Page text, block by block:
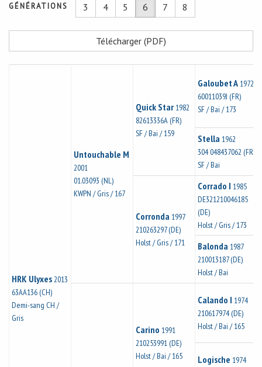
GÉNÉRATIONS 3 4 5 6 7 8
Télécharger (PDF)
HRK Ulyxes2013
63AA136 (CH)
Demi-sang CH /
Gris
Untouchable M
2001
01.03093 (NL)
KWPN / Gris / 167
Quick Star 1982
82613336A (FR)
SF / Bai / 159
Galoubet A 1972
60011039J (FR)
SF / Bai / 173
Stella 1962
304 048437062 (FR)
SF / Bai
Corronda 1997
210263297 (DE)
Holst / Gris / 171
Corrado I 1985
DE321210046185
(DE)
Holst / Gris / 173
Balonda 1987
210013187 (DE)
Holst / Bai
Carino 1991
210253991 (DE)
Holst / Bai / 165
Calando I 1974
210617974 (DE)
Holst / Bai / 165
Logische 1974